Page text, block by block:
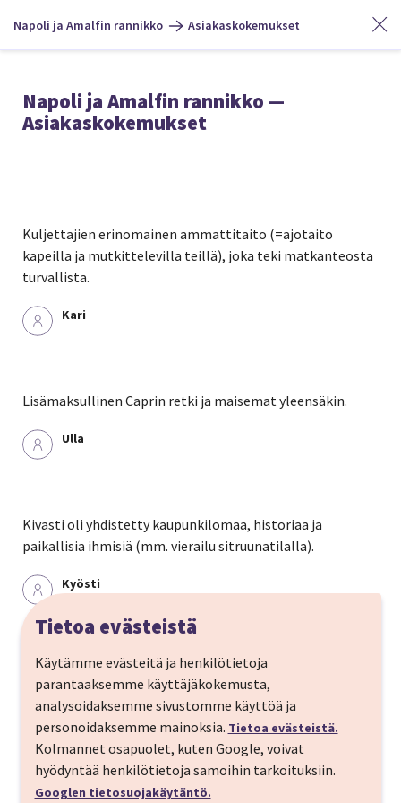
Napoli ja Amalfin rannikko Asiakaskokemukset
Napoli ja Amalfin rannikko —
Asiakaskokemukset
Kuljettajien erinomainen ammattitaito (=ajotaito
kapeilla ja mutkittelevilla teillä), joka teki matkanteosta
turvallista.
Kari
Lisämaksullinen Caprin retki ja maisemat yleensäkin.
Ulla
Kivasti oli yhdistetty kaupunkilomaa, historiaa ja
paikallisia ihmisiä (mm. vierailu sitruunatilalla).
Kyösti
Hyvin kasattu kokonaisuus, ei “joutoaikaa”, hienot
tutustumiskohteet ja oppaiden erinomainen
ammattitaito
Ari
Tietoa evästeistä
Käytämme evästeitä ja henkilötietoja
parantaaksemme käyttäjäkokemusta,
analysoidaksemme sivustomme käyttöä ja
personoidaksemme mainoksia. Tietoa evästeistä.
Kolmannet osapuolet, kuten Google, voivat
hyödyntää henkilötietoja samoihin tarkoituksiin.
Googlen tietosuojakäytäntö.